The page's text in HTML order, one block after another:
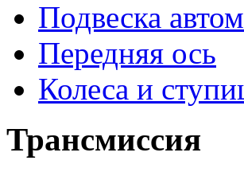
Подвеска
Передняя ось
Колеса и
Трансмиссия